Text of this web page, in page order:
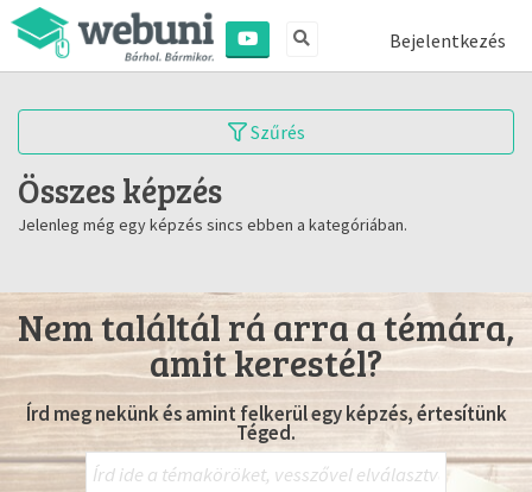
Bejelentkezés
Szűrés
Összes képzés
Jelenleg még egy képzés sincs ebben a kategóriában.
Nem találtál rá arra a témára,
amit kerestél?
Írd meg nekünk és amint felkerül egy képzés, értesítünk
Téged.